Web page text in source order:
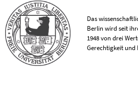
Das
Berlin wird seit
1948 von drei
Gerechtigkeit und